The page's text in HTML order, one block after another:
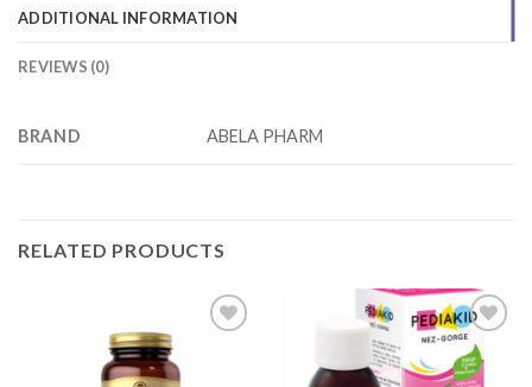
ADDITIONAL INFORMATION
REVIEWS (0)
BRAND ABELA PHARM
RELATED PRODUCTS
Add to
wishlist